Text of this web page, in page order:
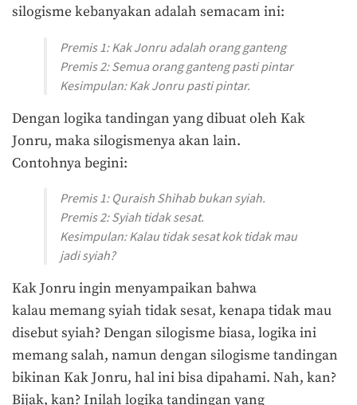
silogisme kebanyakan adalah semacam ini:
Premis 1: Kak Jonru adalah orang ganteng
Premis 2: Semua orang ganteng pasti pintar
Kesimpulan: Kak Jonru pasti pintar.
Dengan logika tandingan yang dibuat oleh Kak
Jonru, maka silogismenya akan lain.
Contohnya begini:
Premis 1: Quraish Shihab bukan syiah.
Premis 2: Syiah tidak sesat.
Kesimpulan: Kalau tidak sesat kok tidak mau
jadi syiah?
Kak Jonru ingin menyampaikan bahwa
kalau memang syiah tidak sesat, kenapa tidak mau
disebut syiah? Dengan silogisme biasa, logika ini
memang salah, namun dengan silogisme tandingan
bikinan Kak Jonru, hal ini bisa dipahami. Nah, kan?
Bijak, kan? Inilah logika tandingan yang